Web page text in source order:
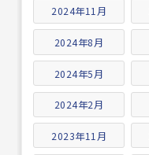
2024年11月
2024年8月
2024年5月
2024年2月
2023年11月